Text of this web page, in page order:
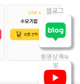
블로그
동영상 매뉴
얼